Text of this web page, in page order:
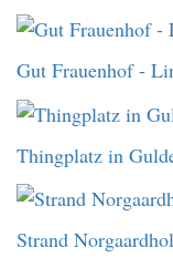
Gut Frauenhof -
Thingplatz in
Strand